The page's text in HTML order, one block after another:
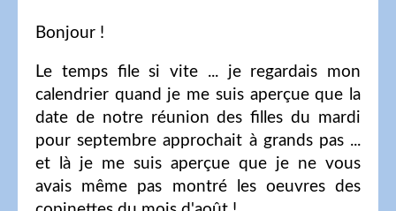
Bonjour !
Le temps file si vite ... je regardais mon
calendrier quand je me suis aperçue que la
date de notre réunion des filles du mardi
pour septembre approchait à grands pas ...
et là je me suis aperçue que je ne vous
avais même pas montré les oeuvres des